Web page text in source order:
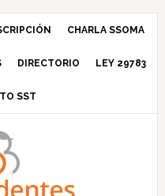
CHARLA SSOMA
DIRECTORIO LEY 29783
SST